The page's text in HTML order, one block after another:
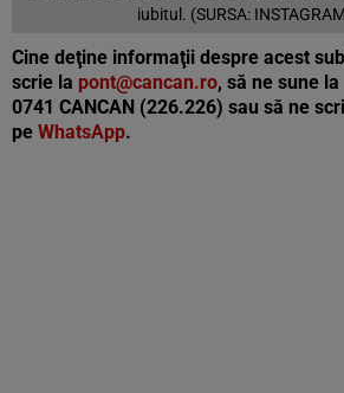
iubitul. (SURSA:
Cine deţine informaţii despre acest
scrie la pont@cancan.ro, să ne sune la
0741 CANCAN (226.226) sau să ne
pe WhatsApp.